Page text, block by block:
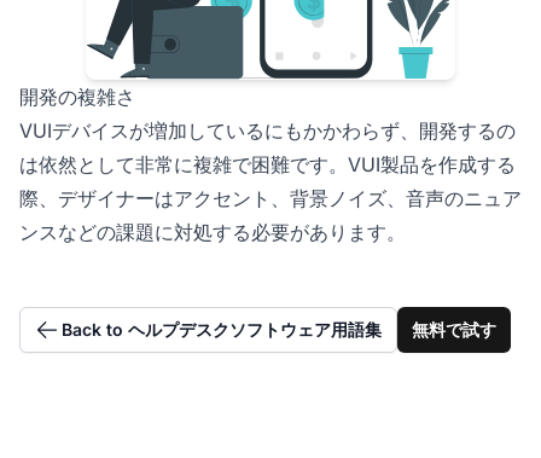
開発の複雑さ
VUIデバイスが増加しているにもかかわらず、開発するの
は依然として非常に複雑で困難です。VUI製品を作成する
際、デザイナーはアクセント、背景ノイズ、音声のニュア
ンスなどの課題に対処する必要があります。
Back to ヘルプデスクソフトウェア用語集 無料で試す